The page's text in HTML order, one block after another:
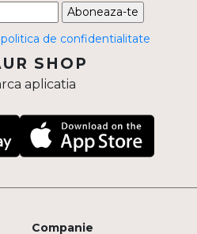
Aboneaza-te
politica de confidentialitate
SHOP
aplicatia
Companie